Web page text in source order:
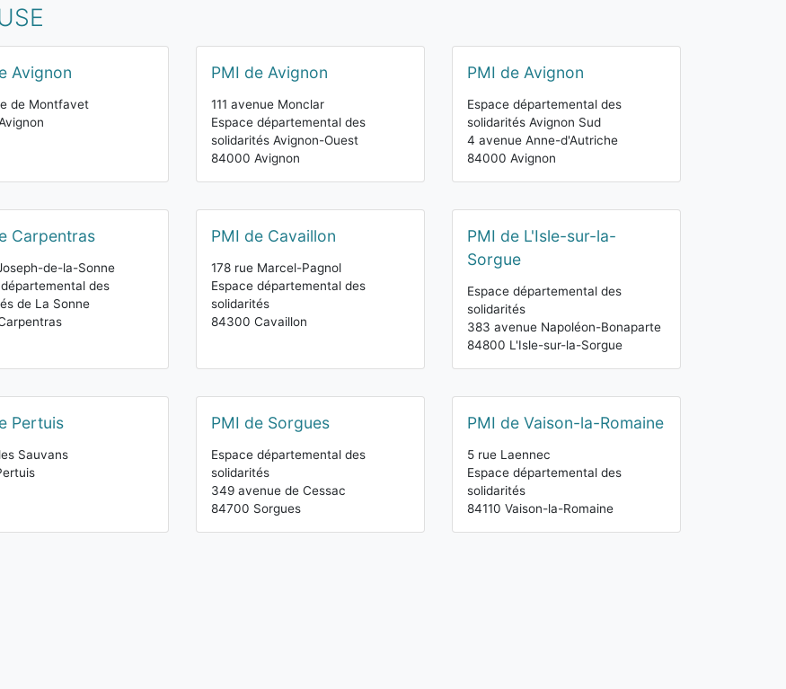
Avignon
de Montfavet
PMI de Avignon
111 avenue Monclar
Espace départemental des
solidarités Avignon-Ouest
84000 Avignon
PMI de Avignon
Espace départemental des
solidarités Avignon Sud
4 avenue Anne-d'Autriche
84000 Avignon
Carpentras
de-la-Sonne
des
de La Sonne
PMI de Cavaillon
178 rue Marcel-Pagnol
Espace départemental des
solidarités
84300 Cavaillon
PMI de L'Isle-sur-la-
Sorgue
Espace départemental des
solidarités
383 avenue Napoléon-Bonaparte
84800 L'Isle-sur-la-Sorgue
Pertuis
Sauvans
PMI de Sorgues
Espace départemental des
solidarités
349 avenue de Cessac
84700 Sorgues
PMI de Vaison-la-Romaine
5 rue Laennec
Espace départemental des
solidarités
84110 Vaison-la-Romaine